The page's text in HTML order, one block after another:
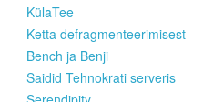
KülaTee
Ketta defragmenteerimisest
Bench ja Benji
Saidid Tehnokrati serveris